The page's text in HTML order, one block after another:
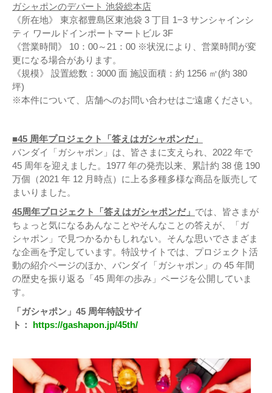
ガシャポンのデパート 池袋総本店
《所在地》 東京都豊島区東池袋 3 丁目 1−3 サンシャインシ
ティ ワールドインポートマートビル 3F
《営業時間》 10：00～21：00 ※状況により、営業時間が変
更になる場合があります。
《規模》 設置総数：3000 面 施設面積：約 1256 ㎡(約 380
坪)
※本件について、店舗へのお問い合わせはご遠慮ください。
■45 周年プロジェクト「答えはガシャポンだ」
バンダイ「ガシャポン」は、皆さまに支えられ、2022 年で
45 周年を迎えました。1977 年の発売以来、累計約 38 億 190
万個（2021 年 12 月時点）に上る多種多様な商品を販売して
まいりました。
45周年プロジェクト「答えはガシャポンだ」 では、皆さまが
ちょっと気になるあんなことやそんなことの答えが、「ガ
シャポン」で見つかるかもしれない。そんな思いでさまざま
な企画を予定しています。特設サイトでは、プロジェクト活
動の紹介ページのほか、バンダイ「ガシャポン」の 45 年間
の歴史を振り返る「45 周年の歩み」ページを公開していま
す。
「ガシャポン」45 周年特設サイ
ト： https://gashapon.jp/45th/